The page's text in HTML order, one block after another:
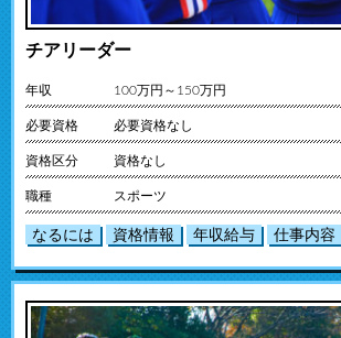
チアリーダー
年収 100万円～150万円
必要資格 必要資格なし
資格区分 資格なし
職種 スポーツ
なるには 資格情報 年収給与 仕事内容